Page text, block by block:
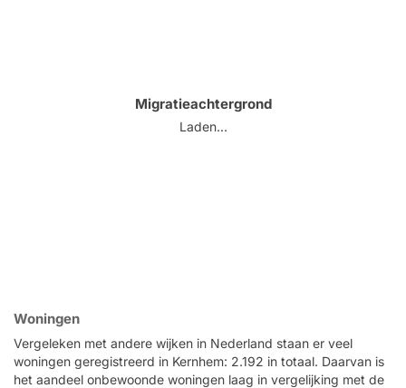
Migratieachtergrond
Laden...
Woningen
Vergeleken met andere wijken in Nederland staan er veel
woningen geregistreerd in Kernhem: 2.192 in totaal. Daarvan is
het aandeel onbewoonde woningen laag in vergelijking met de